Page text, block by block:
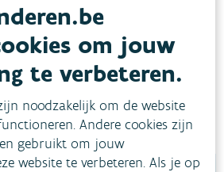
(RWZI
projecten
om jouw
te verbeteren.
noodzakelijk om de website
Andere cookies zijn
gebruikt om jouw
website te verbeteren. Als je op